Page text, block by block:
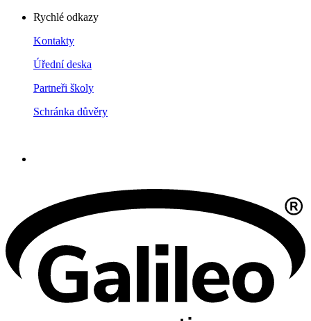
Rychlé odkazy
Kontakty
Úřední deska
Partneři školy
Schránka důvěry